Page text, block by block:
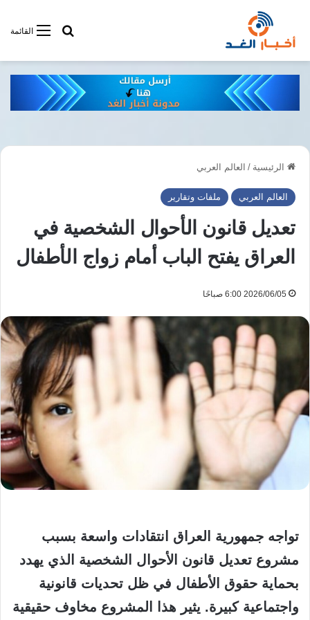
القائمةأبحت فى
الرئيسية / العالم العربي
العالم العربي ملفات وتقارير
تعديل قانون الأحوال الشخصية في
العراق يفتح الباب أمام زواج الأطفال
2026/06/05 6:00 صباحًا
تواجه جمهورية العراق انتقادات واسعة بسبب
مشروع تعديل قانون الأحوال الشخصية الذي يهدد
بحماية حقوق الأطفال في ظل تحديات قانونية
واجتماعية كبيرة. يثير هذا المشروع مخاوف حقيقية